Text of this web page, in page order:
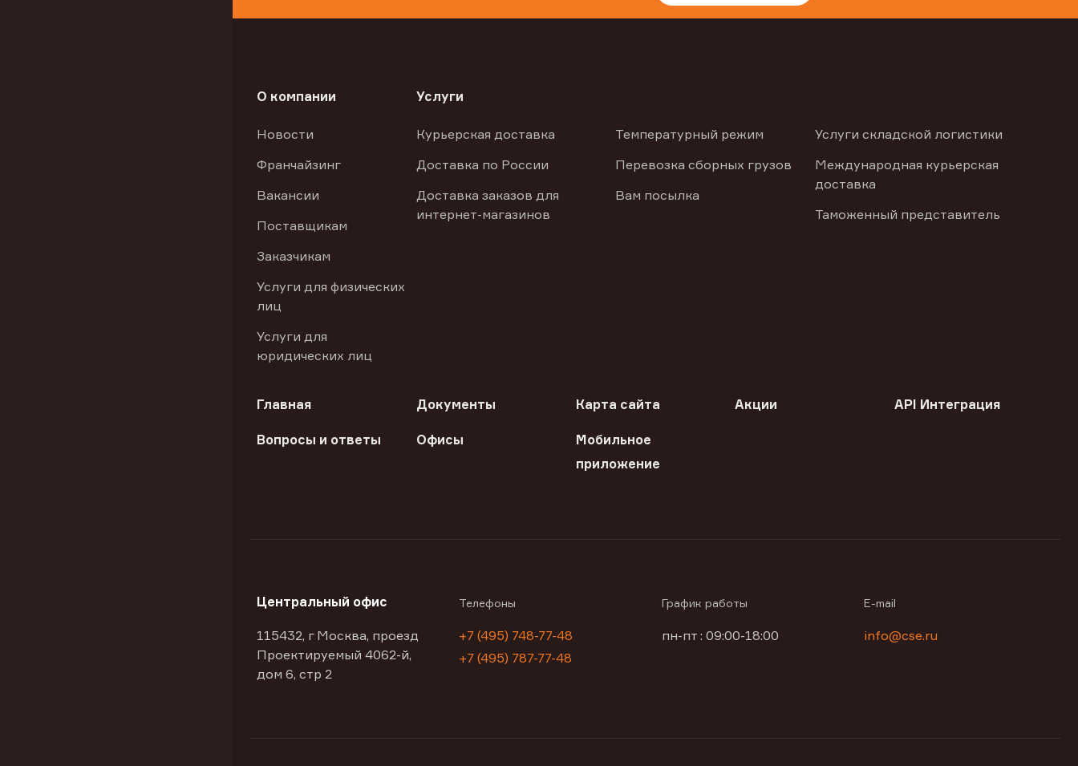
О компании
Новости
Франчайзинг
Вакансии
Поставщикам
Заказчикам
Услуги для физических
лиц
Услуги для
юридических лиц
Услуги
Курьерская доставка
Доставка по России
Доставка заказов для
интернет-магазинов
Температурный режим
Перевозка сборных грузов
Вам посылка
Услуги складской логистики
Международная курьерская
доставка
Таможенный представитель
Главная Документы Карта сайта Акции API Интеграция
Вопросы и ответы Офисы
Мобильное
приложение
Центральный офис
115432, г Москва, проезд
Проектируемый 4062-й,
дом 6, стр 2
Телефоны
+7 (495) 748-77-48
+7 (495) 787-77-48
График работы
пн-пт : 09:00-18:00
E-mail
info@cse.ru